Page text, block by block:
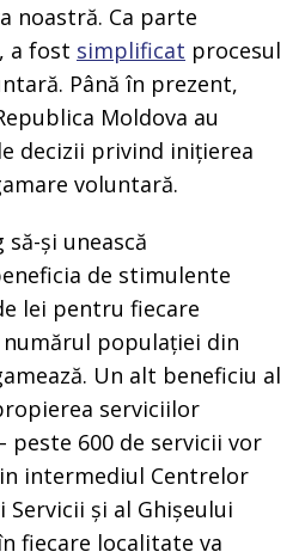
noastră. Ca parte
a fost simplificat procesul
Până în prezent,
Moldova au
decizii privind inițierea
voluntară.
și unească
de stimulente
lei pentru fiecare
populației din
Un alt beneficiu al
serviciilor
peste 600 de servicii vor
intermediul Centrelor
și al Ghișeului
fiecare localitate va